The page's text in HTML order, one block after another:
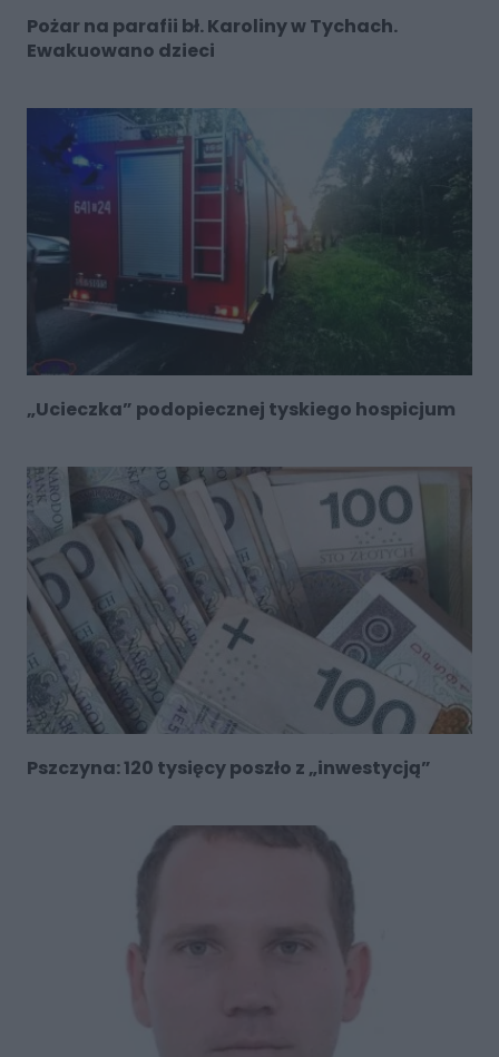
Pożar na parafii bł. Karoliny w Tychach.
Ewakuowano dzieci
„Ucieczka” podopiecznej tyskiego hospicjum
Pszczyna: 120 tysięcy poszło z „inwestycją”